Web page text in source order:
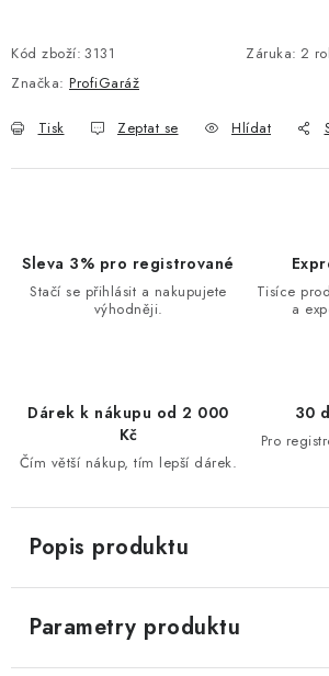
Kód zboží: 3131 Záruka: 2
Značka: ProfiGaráž
Tisk Zeptat se Hlídat
Sleva 3% pro registrované
Stačí se přihlásit a nakupujete
výhodněji.
Tisíce
a
Dárek k nákupu od 2 000
Kč
Čím větší nákup, tím lepší dárek.
30
Pro
Popis produktu
Parametry produktu